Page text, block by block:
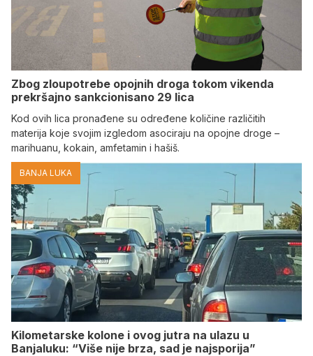
Zbog zloupotrebe opojnih droga tokom vikenda
prekršajno sankcionisano 29 lica
Kod ovih lica pronađene su određene količine različitih
materija koje svojim izgledom asociraju na opojne droge –
marihuanu, kokain, amfetamin i hašiš.
BANJA LUKA
Kilometarske kolone i ovog jutra na ulazu u
Banjaluku: “Više nije brza, sad je najsporija”